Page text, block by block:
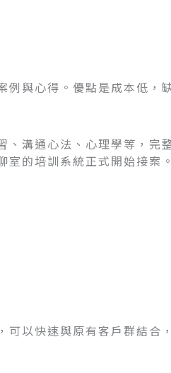
例與心得。優點是成本低，
、溝通心法、心理學等，完
室的培訓系統正式開始接案。
以快速與原有客戶群結合，